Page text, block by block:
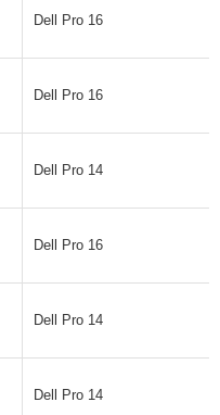
Dell Pro 16
Dell Pro 16
Dell Pro 14
Dell Pro 16
Dell Pro 14
Dell Pro 14